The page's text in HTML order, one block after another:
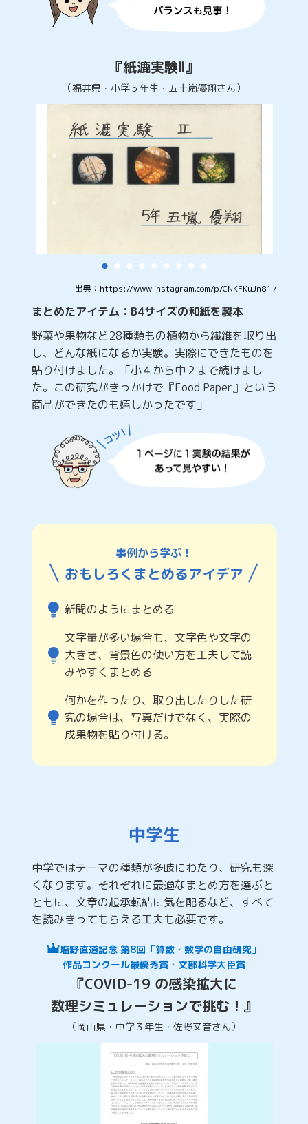
『紙漉実験Ⅱ』
（福井県・小学５年生・五十嵐優翔さん）
出典：https://www.instagram.com/p/CNKFKuJn81I/
まとめたアイテム：B4サイズの和紙を製本
野菜や果物など28種類もの植物から繊維を取り出
し、どんな紙になるか実験。実際にできたものを
貼り付けました。「小４から中２まで続けまし
た。この研究がきっかけで『Food Paper』という
商品ができたのも嬉しかったです」
事例から学ぶ！
おもしろくまとめるアイデア
新聞のようにまとめる
文字量が多い場合も、文字色や文字の
大きさ、背景色の使い方を工夫して読
みやすくまとめる
何かを作ったり、取り出したりした研
究の場合は、写真だけでなく、実際の
成果物を貼り付ける。
中学生
中学ではテーマの種類が多岐にわたり、研究も深
くなります。それぞれに最適なまとめ方を選ぶと
ともに、文章の起承転結に気を配るなど、すべて
を読みきってもらえる工夫も必要です。
塩野直道記念 第8回「算数・数学の自由研究」
作品コンクール最優秀賞・文部科学大臣賞
『COVID-19 の感染拡大に
数理シミュレーションで挑む！』
（岡山県・中学３年生・佐野文音さん）